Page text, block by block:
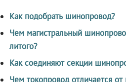
Как подобрать шинопровод?
Чем магистральный
литого?
Как соединяют секции
Чем токопровод отличается